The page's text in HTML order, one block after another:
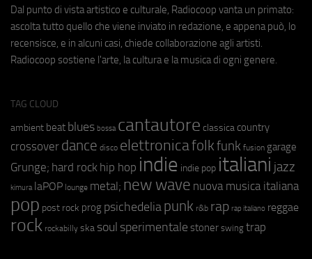
Dal punto di vista artistico e culturale, Radiocoop vanta un primato:
ascolta tutto quello che viene inviato in redazione, e appena può, lo
recensisce, e in alcuni casi, chiede collaborazione agli artisti.
Radiocoop sostiene l'arte, la cultura e la musica di ogni genere.
TAG CLOUD
ambient beat blues bossa cantautore classica country
crossover dance disco elettronicafolkfunk fusion garage
Grunge; hard rock hip hop indie indie pop italiani jazz
kimura laPOP lounge metal; new wave nuova musica italiana
pop post rock prog psichedeliapunk r&b rap rap italiano reggae
rock rockabilly ska soul sperimentale stoner swing trap